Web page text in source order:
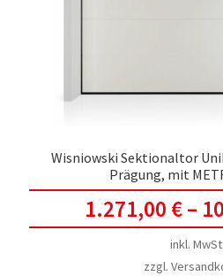
Wisniowski Sektionaltor
Prägung, mit
1.271,00 €–
inkl. MwSt.
zzgl.